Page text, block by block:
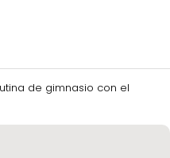
de gimnasio con el